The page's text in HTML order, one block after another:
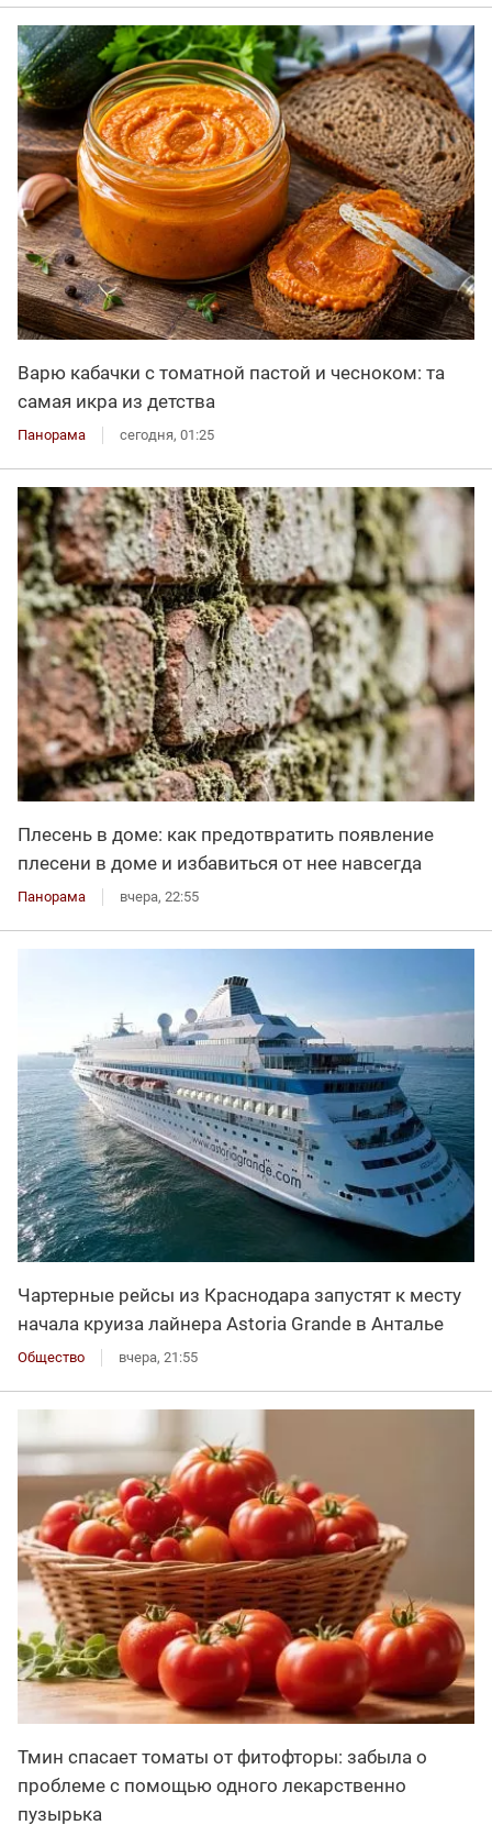
Варю кабачки с томатной пастой и чесноком: та
самая икра из детства
Панорама сегодня, 01:25
Плесень в доме: как предотвратить появление
плесени в доме и избавиться от нее навсегда
Панорама вчера, 22:55
Чартерные рейсы из Краснодара запустят к месту
начала круиза лайнера Astoria Grande в Анталье
Общество вчера, 21:55
Тмин спасает томаты от фитофторы: забыла о
проблеме с помощью одного лекарственно
пузырька